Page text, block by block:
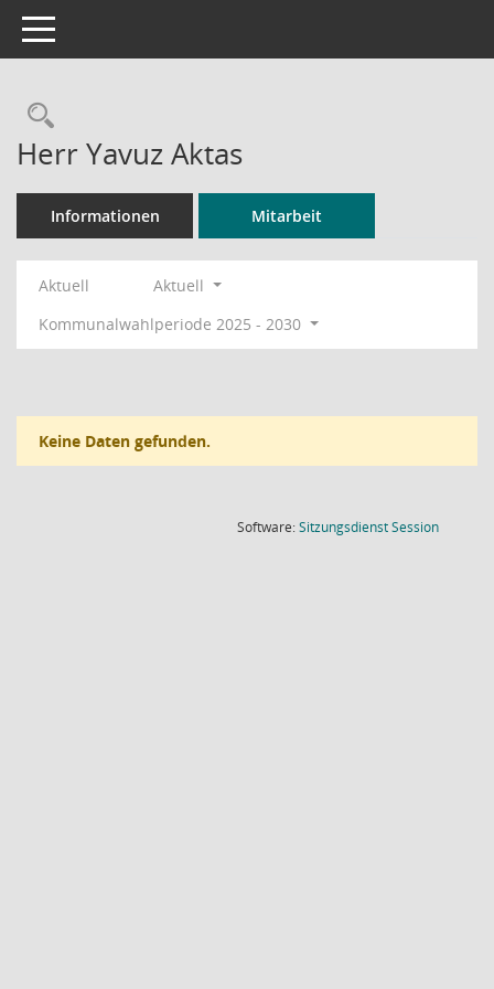
Toggle navigation
Rechercheauswahl
Herr Yavuz Aktas
Informationen Mitarbeit
Aktuell
Aktuell
Kommunalwahlperiode 2025 - 2030
Keine Daten gefunden.
Software:SitzungsdienstSession(Wird in